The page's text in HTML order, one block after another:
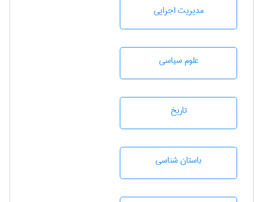
مديريت اجرايی
علوم سياسی
تاريخ
باستان شناسی